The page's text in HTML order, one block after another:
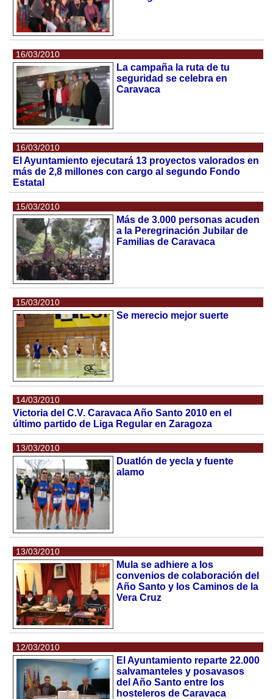
16/03/2010
La campaña la ruta de tu
seguridad se celebra en
Caravaca
16/03/2010
El Ayuntamiento ejecutará 13 proyectos valorados en
más de 2,8 millones con cargo al segundo Fondo
Estatal
15/03/2010
Más de 3.000 personas acuden
a la Peregrinación Jubilar de
Familias de Caravaca
15/03/2010
Se merecio mejor suerte
14/03/2010
Victoria del C.V. Caravaca Año Santo 2010 en el
último partido de Liga Regular en Zaragoza
13/03/2010
Duatlón de yecla y fuente
alamo
13/03/2010
Mula se adhiere a los
convenios de colaboración del
Año Santo y los Caminos de la
Vera Cruz
12/03/2010
El Ayuntamiento reparte 22.000
salvamanteles y posavasos
del Año Santo entre los
hosteleros de Caravaca